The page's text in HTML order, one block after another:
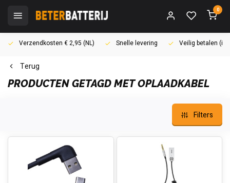
0
Verzendkosten € 2,95 (NL) Snelle levering Veilig betalen
Terug
PRODUCTEN GETAGD MET OPLAADKABEL
Filters